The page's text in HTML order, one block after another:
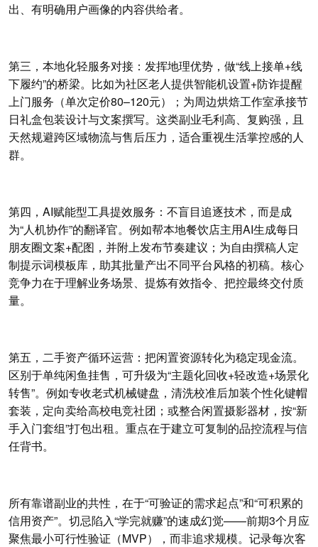
出、有明确用户画像的内容供给者。
第三，本地化轻服务对接：发挥地理优势，做“线上接单+线
下履约”的桥梁。比如为社区老人提供智能机设置+防诈提醒
上门服务（单次定价80–120元）；为周边烘焙工作室承接节
日礼盒包装设计与文案撰写。这类副业毛利高、复购强，且
天然规避跨区域物流与售后压力，适合重视生活掌控感的人
群。
第四，AI赋能型工具提效服务：不盲目追逐技术，而是成
为“人机协作”的翻译官。例如帮本地餐饮店主用AI生成每日
朋友圈文案+配图，并附上发布节奏建议；为自由撰稿人定
制提示词模板库，助其批量产出不同平台风格的初稿。核心
竞争力在于理解业务场景、提炼有效指令、把控最终交付质
量。
第五，二手资产循环运营：把闲置资源转化为稳定现金流。
区别于单纯闲鱼挂售，可升级为“主题化回收+轻改造+场景化
转售”。例如专收老式机械键盘，清洗校准后加装个性化键帽
套装，定向卖给高校电竞社团；或整合闲置摄影器材，按“新
手入门套组”打包出租。重点在于建立可复制的品控流程与信
任背书。
所有靠谱副业的共性，在于“可验证的需求起点”和“可积累的
信用资产”。切忌陷入“学完就赚”的速成幻觉——前期3个月应
聚焦最小可行性验证（MVP），而非追求规模。记录每次客